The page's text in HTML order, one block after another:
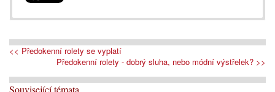
<< Předokenní rolety se vyplatí
Předokenní rolety - dobrý sluha, nebo módní výstřelek? >>
Související témata